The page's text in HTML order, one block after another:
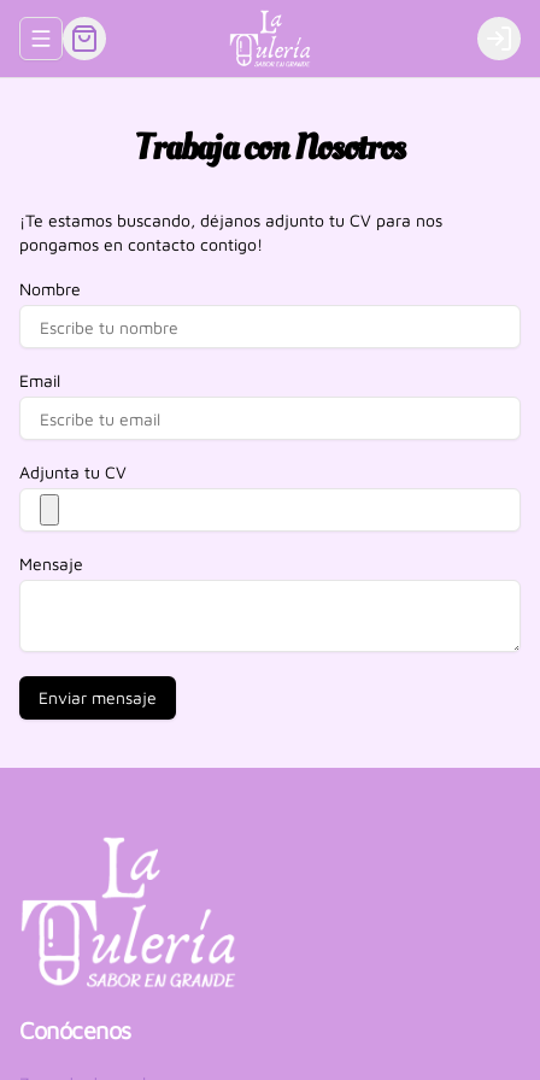
Abrir menu de navegación Login
Trabaja con Nosotros
¡Te estamos buscando, déjanos adjunto tu CV para nos
pongamos en contacto contigo!
Nombre
Email
Adjunta tu CV
Mensaje
Enviar mensaje
Conócenos